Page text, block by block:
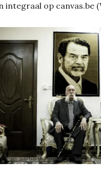
integraal op canvas.be